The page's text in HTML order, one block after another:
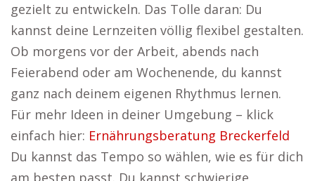
gezielt zu entwickeln. Das Tolle daran: Du
kannst deine Lernzeiten völlig flexibel gestalten.
Ob morgens vor der Arbeit, abends nach
Feierabend oder am Wochenende, du kannst
ganz nach deinem eigenen Rhythmus lernen.
Für mehr Ideen in deiner Umgebung – klick
einfach hier: Ernährungsberatung Breckerfeld
Du kannst das Tempo so wählen, wie es für dich
am besten passt. Du kannst schwierige